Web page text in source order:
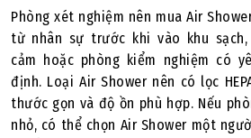
Phòng xét nghiệm nên mua Air
từ nhân sự trước khi vào khu
cảm hoặc phòng kiểm nghiệm có
định. Loại Air Shower nên có lọc
thước gọn và độ ồn phù hợp. Nếu
nhỏ, có thể chọn Air Shower một